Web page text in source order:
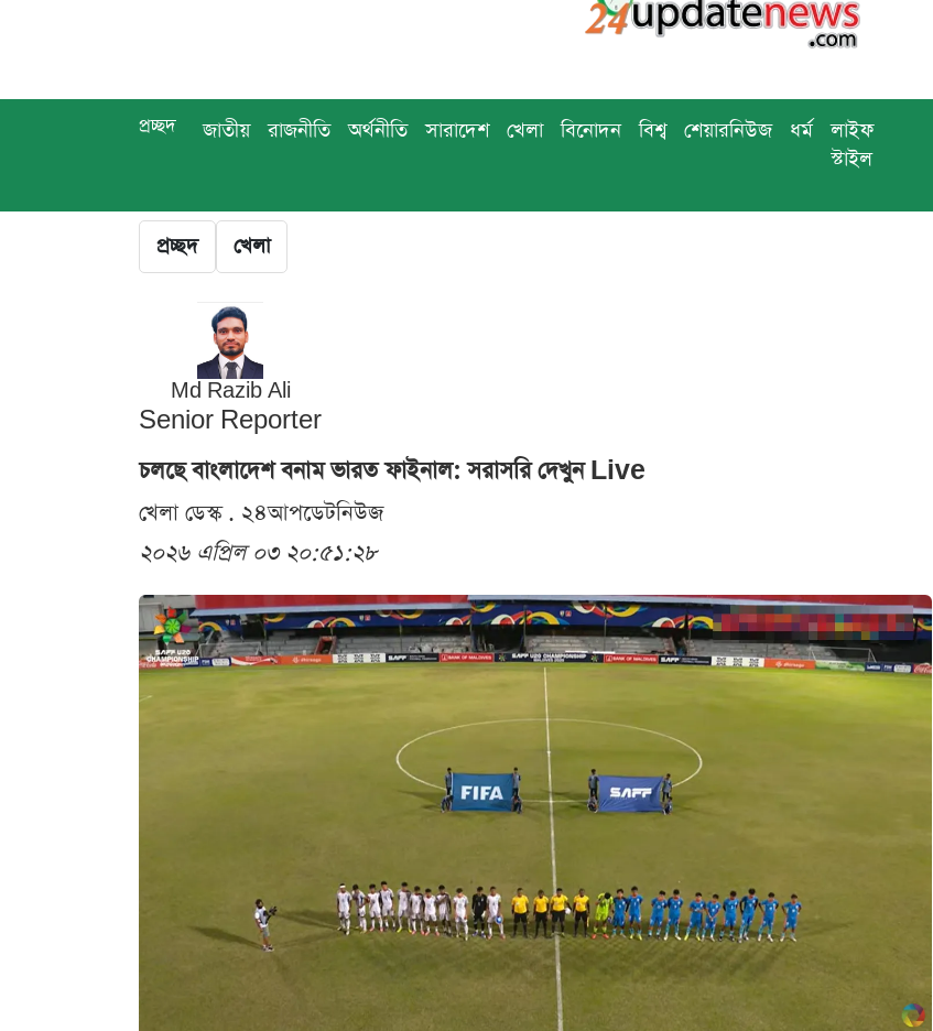
প্রচ্ছদ জাতীয় রাজনীতি অর্থনীতি সারাদেশ খেলা বিনোদন বিশ্ব শেয়ারনিউজ ধর্ম
লাইফ
স্টাইল
প্রচ্ছদ খেলা
Md Razib Ali
Senior Reporter
চলছে বাংলাদেশ বনাম ভারত ফাইনাল: সরাসরি দেখুন Live
খেলা ডেস্ক . ২৪আপডেটনিউজ
২০২৬ এপ্রিল ০৩ ২০:৫১:২৮